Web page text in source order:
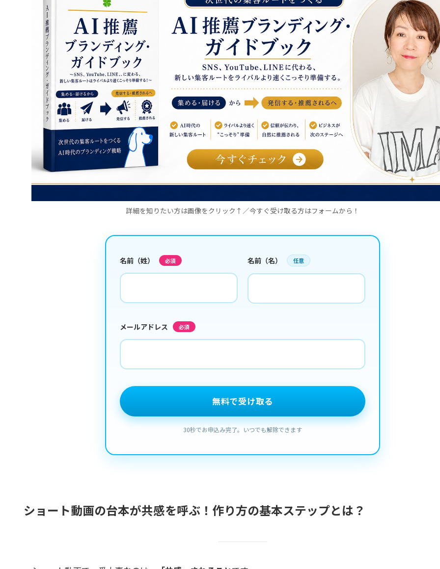
詳細を知りたい方は画像をクリック↑／今すぐ受け取る方はフォームから！
名前（姓） 必須 名前（名） 任意
メールアドレス 必須
ショート動画の台本が共感を呼ぶ！作り方の基本ステップとは？